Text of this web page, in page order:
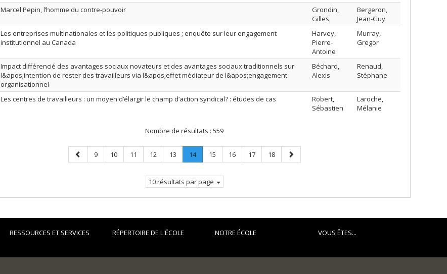
Marcel Pepin, l’homme du contre-pouvoir
Grondin,
Gilles
Bergeron,
Jean-Guy
Les entreprises multinationales et les politiques publiques ; enquête sur leur engagement
institutionnel au Canada
Harvey,
Pierre-
Antoine
Murray,
Gregor
Impact différencié des avantages sociaux novateurs et des avantages sociaux traditionnels sur
l&apos;intention de rester des travailleurs via l&apos;effet médiateur de l&apos;engagement
organisationnel
Béchard,
Alexis
Renaud,
Stéphane
Les centres de travailleurs : un moyen d’élargir le champ d’action syndical? : études de cas
Robert,
Sébastien
Laroche,
Mélanie
Nombre de résultats : 559
Page
précédente
Page
9 Page
10 Page
11 Page
12 Page
13 Page
14.
Page
Page
15 Page
16 Page
17 Page
18
Page
suivante
10 résultats par page
RESSOURCES ET SERVICES RÉPERTOIRE DE L'ÉCOLE NOTRE ÉCOLE VOUS ÊTES...